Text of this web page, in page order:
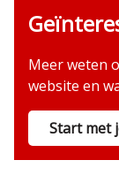
Meer weten
website en
Start met